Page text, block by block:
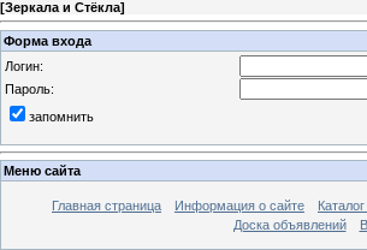
[Зеркала и Стёкла]
Форма входа
Логин:
Пароль:
запомнить
Меню сайта
Главная страница Информация о сайте
Доска объявлений